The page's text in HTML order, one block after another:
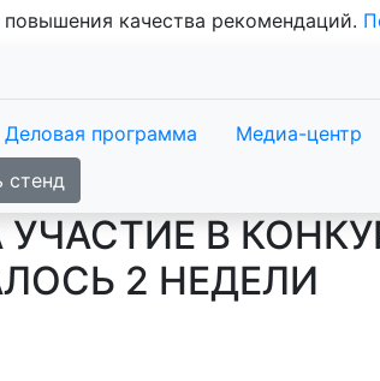
качества рекомендаций.
Деловая программа
Медиа-центр
стенд
В
2 НЕДЕЛИ